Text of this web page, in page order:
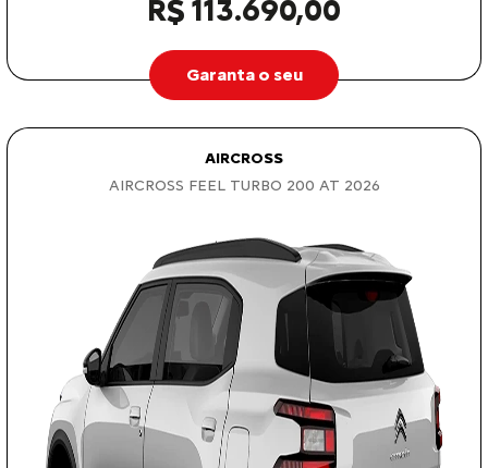
R$ 113.690,00
Garanta o seu
AIRCROSS
AIRCROSS FEEL TURBO 200 AT 2026